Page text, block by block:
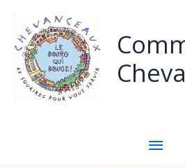
MENU